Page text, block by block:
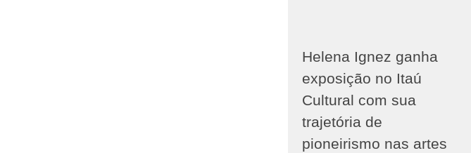
Helena Ignez ganha
exposição no Itaú
Cultural com sua
trajetória de
pioneirismo nas artes